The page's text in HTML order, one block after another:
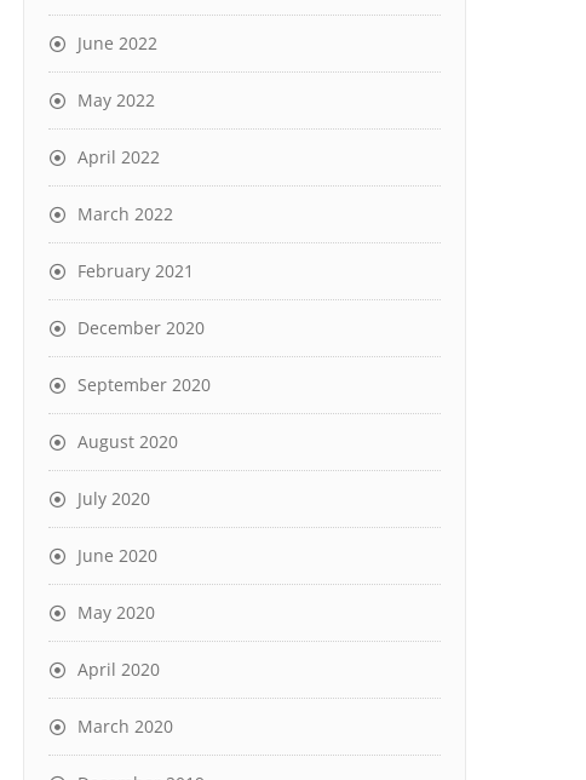
June 2022
May 2022
April 2022
March 2022
February 2021
December 2020
September 2020
August 2020
July 2020
June 2020
May 2020
April 2020
March 2020